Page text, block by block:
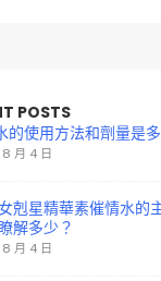
POSTS
的使用方法和劑量是
月 4 日
剋星精華素催情水的
解多少？
月 4 日